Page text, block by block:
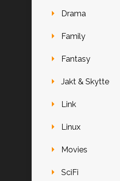
Drama
Family
Fantasy
Jakt & Skytte
Link
Linux
Movies
SciFi